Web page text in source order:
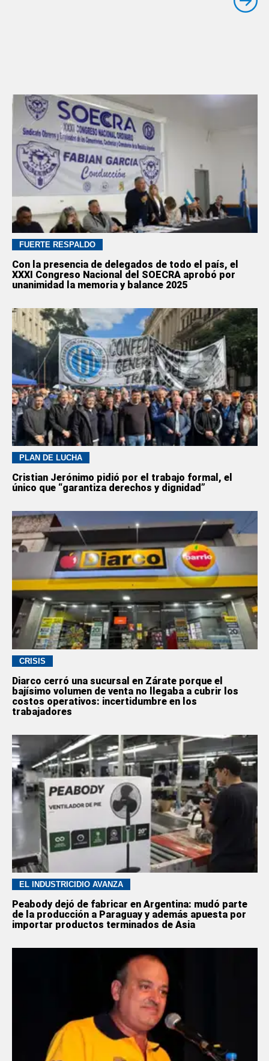
FUERTE RESPALDO
Con la presencia de delegados de todo el país, el
XXXI Congreso Nacional del SOECRA aprobó por
unanimidad la memoria y balance 2025
PLAN DE LUCHA
Cristian Jerónimo pidió por el trabajo formal, el
único que “garantiza derechos y dignidad”
CRISIS
Diarco cerró una sucursal en Zárate porque el
bajísimo volumen de venta no llegaba a cubrir los
costos operativos: incertidumbre en los
trabajadores
EL INDUSTRICIDIO AVANZA
Peabody dejó de fabricar en Argentina: mudó parte
de la producción a Paraguay y además apuesta por
importar productos terminados de Asia